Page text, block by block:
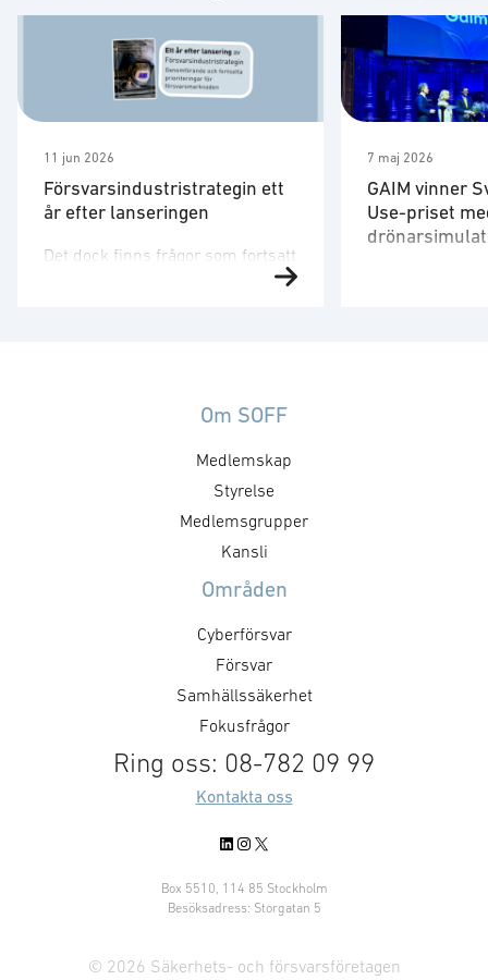
11 jun 2026
Försvarsindustristrategin ett
år efter lanseringen
Det dock finns frågor som fortsatt
behöver utvecklas. Strategin är
styrning, upphandling, avtal,
formar försvarsmarknaden
genom hur den agerar som kund.
Det handlar inte bara om ökade
försvarsinvesteringar, utan också
anskaffningsprinciper,
7 maj 2026
GAIM vinner
Use-priset
Om SOFF
Medlemskap
Styrelse
Medlemsgrupper
Kansli
Områden
Cyberförsvar
Försvar
Samhällssäkerhet
Fokusfrågor
Ring oss: 08-782 09 99
Kontakta oss
LinkedIn
Instagram
X
Box 5510, 114 85 Stockholm
Besöksadress: Storgatan 5
© 2026 Säkerhets- och försvarsföretagen